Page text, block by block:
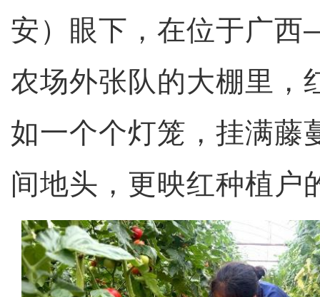
安）眼下，在位于广
农场外张队的大棚里，
如一个个灯笼，挂满藤
间地头，更映红种植户